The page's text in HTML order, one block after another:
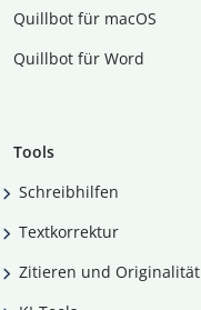
Quillbot für macOS
Quillbot für Word
Tools
Schreibhilfen
Textkorrektur
Zitieren und Originalität